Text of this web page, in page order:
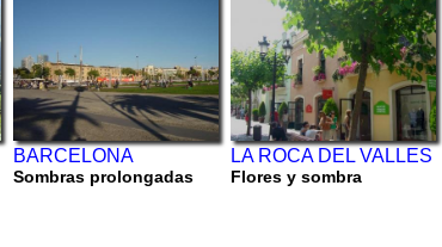
BARCELONA
Sombras prolongadas
LA ROCA DEL VALLES
Flores y sombra